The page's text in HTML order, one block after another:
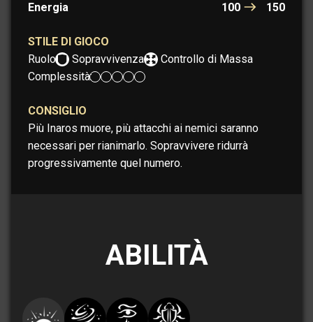
Energia
100 150
STILE DI GIOCO
Ruolo:
Sopravvivenza
Controllo di Massa
Complessità:
CONSIGLIO
Più Inaros muore, più attacchi ai nemici saranno
necessari per rianimarlo. Sopravvivere ridurrà
progressivamente quel numero.
ABILITÀ